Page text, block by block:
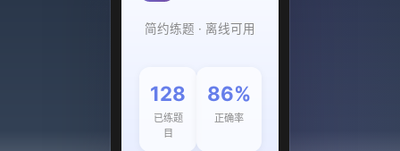
简约练题 · 离线可用
128
已练题
目
86%
正确率